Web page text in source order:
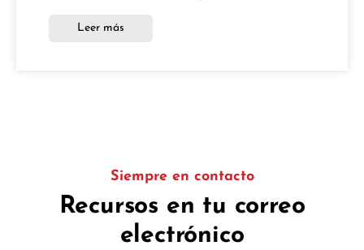
Leer más
Siempre en contacto
Recursos en tu correo
electrónico